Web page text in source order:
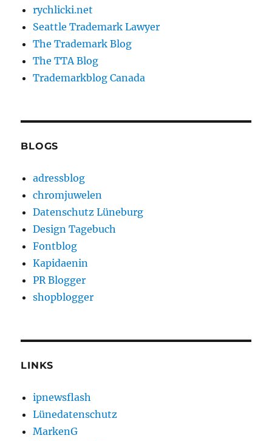
rychlicki.net
Seattle Trademark Lawyer
The Trademark Blog
The TTA Blog
Trademarkblog Canada
BLOGS
adressblog
chromjuwelen
Datenschutz Lüneburg
Design Tagebuch
Fontblog
Kapidaenin
PR Blogger
shopblogger
LINKS
ipnewsflash
Lünedatenschutz
MarkenG